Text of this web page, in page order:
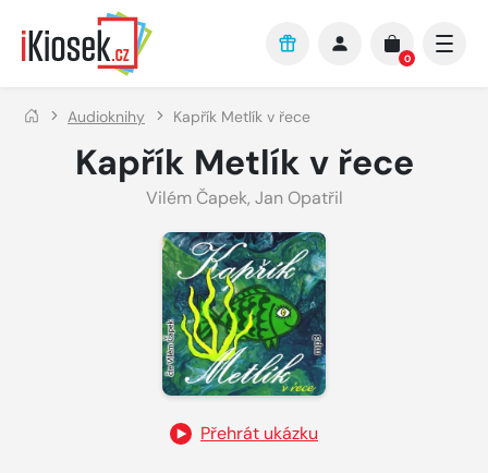
Přejít na hlavní obsah
0
Audioknihy Kapřík Metlík v řece
Kapřík Metlík v řece
Vilém Čapek, Jan Opatřil
Přehrát ukázku